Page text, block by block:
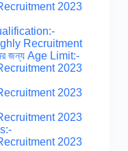
2023
Recruitment
জন্য Age Limit:-
2023
2023
2023
2023